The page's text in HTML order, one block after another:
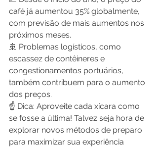
café já aumentou 35% globalmente,
com previsão de mais aumentos nos
próximos meses.
🚢 Problemas logísticos, como
escassez de contêineres e
congestionamentos portuários,
também contribuem para o aumento
dos preços.
☝️ Dica: Aproveite cada xícara como
se fosse a última! Talvez seja hora de
explorar novos métodos de preparo
para maximizar sua experiência